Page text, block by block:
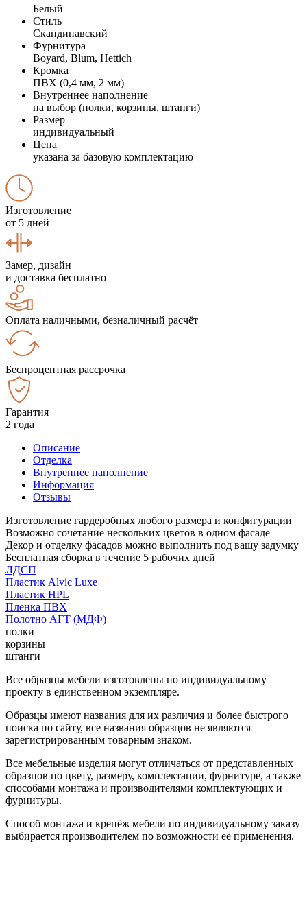
Белый
Стиль
Скандинавский
Фурнитура
Boyard, Blum, Hettich
Кромка
ПВХ (0,4 мм, 2 мм)
Внутреннее наполнение
на выбор (полки, корзины, штанги)
Размер
индивидуальный
Цена
указана за базовую комплектацию
Изготовление
от 5 дней
Замер, дизайн
и доставка бесплатно
Оплата наличными, безналичный расчёт
Беспроцентная рассрочка
Гарантия
2 года
Описание
Отделка
Внутреннее наполнение
Информация
Отзывы
Изготовление гардеробных любого размера и конфигурации
Возможно сочетание нескольких цветов в одном фасаде
Декор и отделку фасадов можно выполнить под вашу задумку
Бесплатная сборка в течение 5 рабочих дней
ЛДСП
Пластик Alvic Luxe
Пластик HPL
Пленка ПВХ
Полотно АГТ (МДФ)
полки
корзины
штанги
Все образцы мебели изготовлены по индивидуальному
проекту в единственном экземпляре.
Образцы имеют названия для их различия и более быстрого
поиска по сайту, все названия образцов не являются
зарегистрированным товарным знаком.
Все мебельные изделия могут отличаться от представленных
образцов по цвету, размеру, комплектации, фурнитуре, а также
способами монтажа и производителями комплектующих и
фурнитуры.
Способ монтажа и крепёж мебели по индивидуальному заказу
выбирается производителем по возможности её применения.